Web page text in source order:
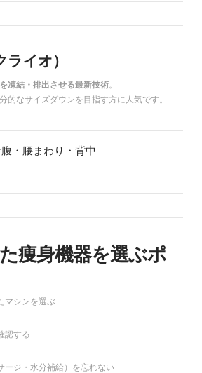
ライオ）
凍結・排出させる最新技術。
的なサイズダウンを目指す方に人気です。
・腰まわり・背中
痩身機器を選ぶポ
マシンを選ぶ
認する
ージ・水分補給）を忘れない